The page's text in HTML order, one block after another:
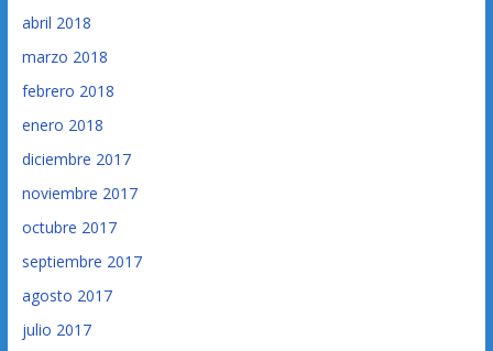
abril 2018
marzo 2018
febrero 2018
enero 2018
diciembre 2017
noviembre 2017
octubre 2017
septiembre 2017
agosto 2017
julio 2017